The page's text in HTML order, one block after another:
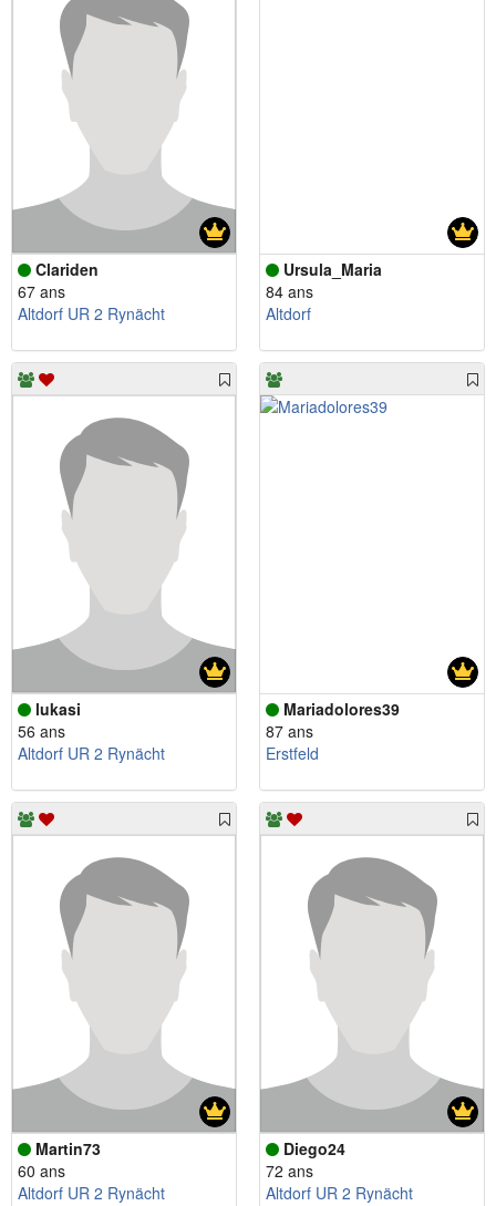
Clariden
67 ans
Altdorf UR 2 Rynächt
Ursula_Maria
84 ans
Altdorf
lukasi
56 ans
Altdorf UR 2 Rynächt
Mariadolores39
87 ans
Erstfeld
Martin73
60 ans
Altdorf UR 2 Rynächt
Diego24
72 ans
Altdorf UR 2 Rynächt